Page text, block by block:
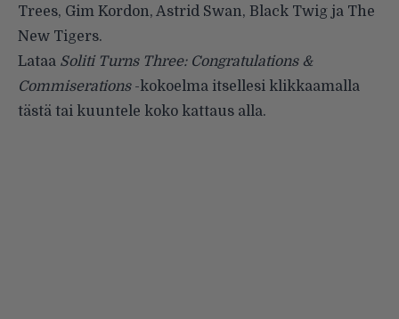
Trees, Gim Kordon, Astrid Swan, Black Twig ja The
New Tigers.
Lataa Soliti Turns Three: Congratulations &
Commiserations-kokoelma itsellesi klikkaamalla
tästä tai kuuntele koko kattaus alla.